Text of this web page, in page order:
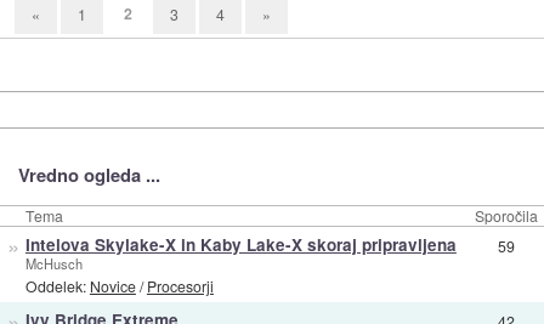
« 1 2 3 4 »
Vredno ogleda ...
Tema Sporočila
» Intelova Skylake-X in Kaby Lake-X skoraj pripravljena
McHusch
Oddelek: Novice/Procesorji
59
Ivy Bridge Extreme